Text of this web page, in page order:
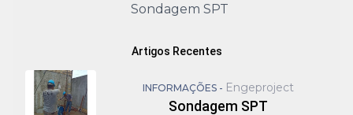
Sondagem SPT
Artigos Recentes
INFORMAÇÕES - Engeproject
Sondagem SPT